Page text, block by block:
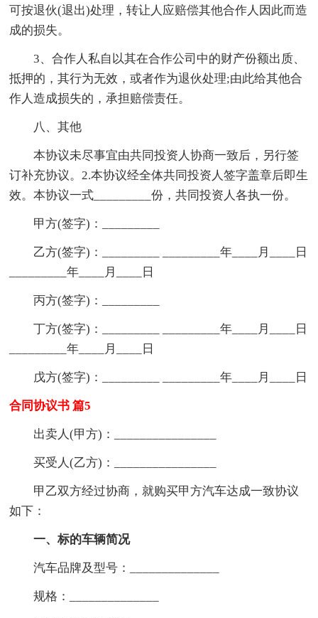
可按退伙(退出)处理，转让人应赔偿其他合作人因此而造
成的损失。
3、合作人私自以其在合作公司中的财产份额出质、
抵押的，其行为无效，或者作为退伙处理;由此给其他合
作人造成损失的，承担赔偿责任。
八、其他
本协议未尽事宜由共同投资人协商一致后，另行签
订补充协议。2.本协议经全体共同投资人签字盖章后即生
效。本协议一式_________份，共同投资人各执一份。
甲方(签字)：_________
乙方(签字)：_________ _________年____月____日
_________年____月____日
丙方(签字)：_________
丁方(签字)：_________ _________年____月____日
_________年____月____日
戊方(签字)：_________ _________年____月____日
合同协议书 篇5
出卖人(甲方)：________________
买受人(乙方)：________________
甲乙双方经过协商，就购买甲方汽车达成一致协议
如下：
一、标的车辆简况
汽车品牌及型号：______________
规格：______________